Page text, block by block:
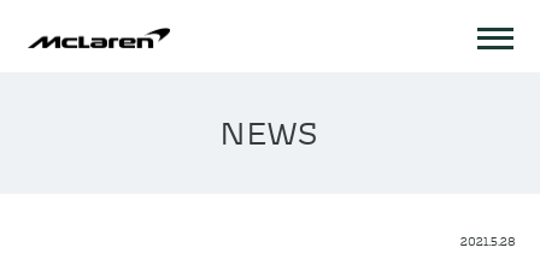
NEWS
2021.5.28